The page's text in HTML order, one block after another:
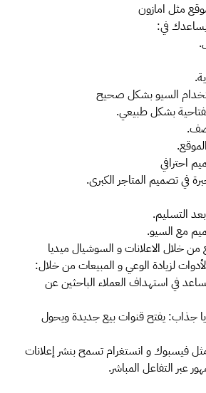
مثل امازون
في:
السيو بشكل صحيح
بشكل طبيعي.
احترافي
في تصميم المتاجر الكبرى.
التسليم.
مع السيو.
من خلال الاعلانات و السوشيال ميديا
لزيادة الوعي و المبيعات من خلال:
في استهداف العملاء الباحثين عن
جذاب: يفتح قنوات بيع جديدة ويحول
فيسبوك و انستغرام تسمح بنشر إعلانات
عبر التفاعل المباشر.